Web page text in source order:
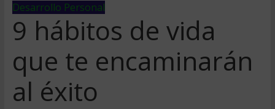
Desarrollo Personal
9 hábitos de vida
que te encaminarán
al éxito